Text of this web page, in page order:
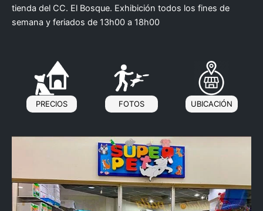
tienda del CC. El Bosque. Exhibición todos los fines de
semana y feriados de 13h00 a 18h00
PRECIOS FOTOS UBICACIÓN